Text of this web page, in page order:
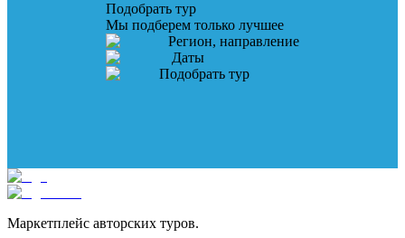
Подобрать тур
Мы подберем только лучшее
Регион, направление
Даты
Подобрать тур
Маркетплейс авторских туров.